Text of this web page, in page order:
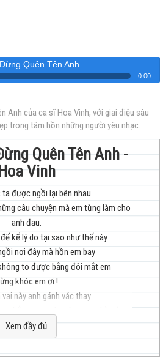
Đừng Quên Tên Anh
0:00
Anh của ca sĩ Hoa Vinh, với giai điệu sâu
trong tâm hồn những người yêu nhạc.
Quên Tên Anh -
Vinh
ta được ngồi lại bên nhau
câu chuyện mà em từng làm cho
anh đau.
kể lý do tại sao như thế này
nơi đây mà hồn em bay
to được bằng đôi mắt em
khóc em ơi !
vai này anh gánh vác thay
ngày.
thế mà em đã vội buông tay
sóng gió, đừng quên tên anh
Xem đầy đủ